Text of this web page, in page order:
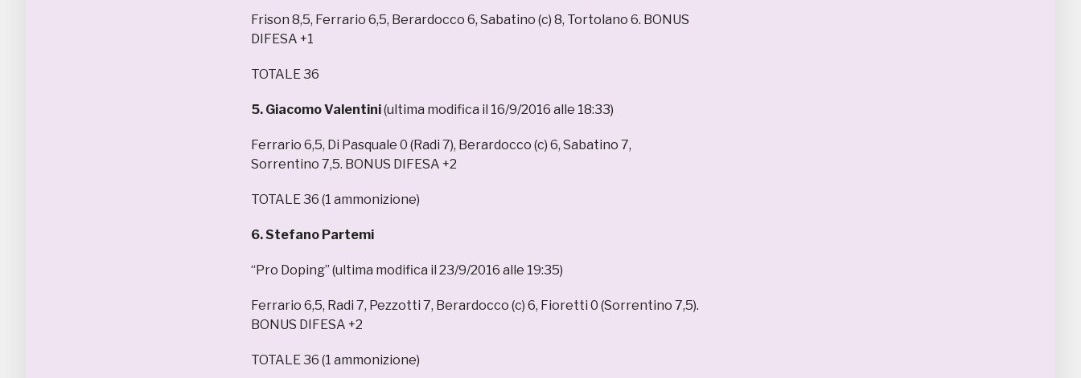
Frison 8,5, Ferrario 6,5, Berardocco 6, Sabatino (c) 8, Tortolano 6. BONUS
DIFESA +1
TOTALE 36
5. Giacomo Valentini(ultima modifica il 16/9/2016 alle 18:33)
Ferrario 6,5, Di Pasquale 0 (Radi 7), Berardocco (c) 6, Sabatino 7,
Sorrentino 7,5. BONUS DIFESA +2
TOTALE 36 (1 ammonizione)
6. Stefano Partemi
“Pro Doping” (ultima modifica il 23/9/2016 alle 19:35)
Ferrario 6,5, Radi 7, Pezzotti 7, Berardocco (c) 6, Fioretti 0 (Sorrentino 7,5).
BONUS DIFESA +2
TOTALE 36 (1 ammonizione)